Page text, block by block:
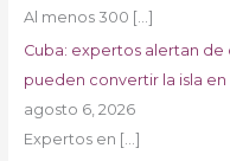
Al menos 300 […]
Cuba: expertos alertan de
pueden convertir la isla en
agosto 6, 2026
Expertos en […]